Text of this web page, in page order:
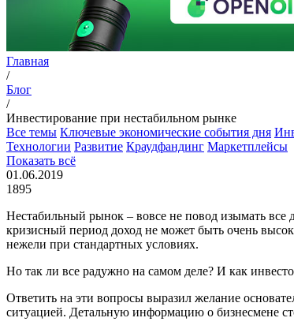
Главная
/
Блог
/
Инвестирование при нестабильном рынке
Все темы Ключевые экономические события дня
Технологии Развитие Краудфандинг Маркетплейсы
Показать всё
01.06.2019
1895
Нестабильный рынок – вовсе не повод изымать все
кризисный период доход не может быть очень
нежели при стандартных условиях.
Но так ли все радужно на самом деле? И как
Ответить на эти вопросы выразил желание
ситуацией. Детальную информацию о бизнесмене